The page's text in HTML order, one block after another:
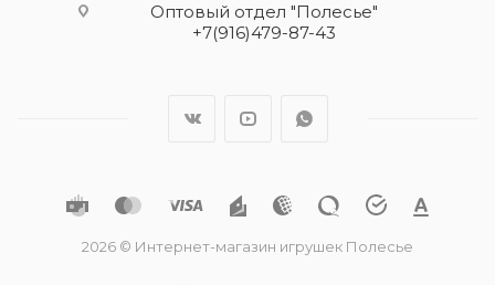
Оптовый отдел "Полесье"
+7(916)479-87-43
2026 © Интернет-магазин игрушек Полесье